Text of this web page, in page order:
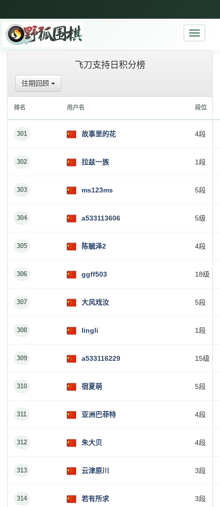
Toggle
飞刀支持日积分榜
往期回顾
排名 用户名 段位
301 故事里的花 4段
302 拉兹一族 1段
303 ms123ms 5段
304 a533113606 5级
305 陈毓泽2 4段
306 ggff503 18级
307 大风戏汝 5段
308 lingli 1段
309 a533116229 15级
310 宿夏萌 5段
311 亚洲巴菲特 4段
312 朱大贝 4段
313 云津原川 3段
314 若有所求 3段